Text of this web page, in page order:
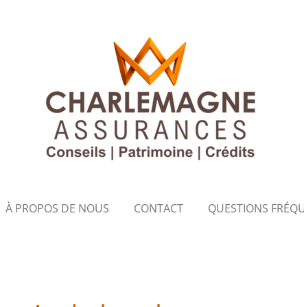
À PROPOS DE NOUS CONTACT QUESTIONS